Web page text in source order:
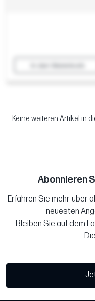
Keine weiteren Artikel in
Abonnieren
Erfahren Sie mehr über
neuesten
Bleiben Sie auf dem